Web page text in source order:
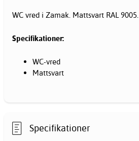
WC vred i Zamak. Mattsvart RAL 9005.
Specifikationer:
WC-vred
Mattsvart
Specifikationer